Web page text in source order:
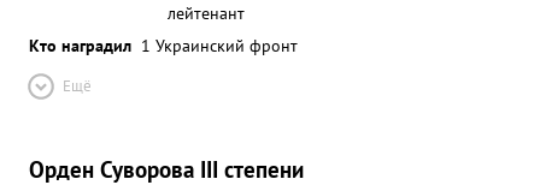
лейтенант
Кто наградил 1 Украинский фронт
Ещё
Орден Суворова III степени